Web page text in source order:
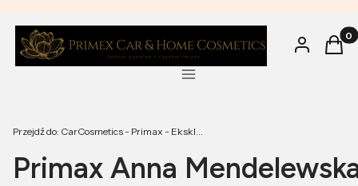
Zaloguj się
Menu
Przejdź do: CarCosmetics - Primax - Ekskluzywne odświeżacze powietrza
Primax Anna